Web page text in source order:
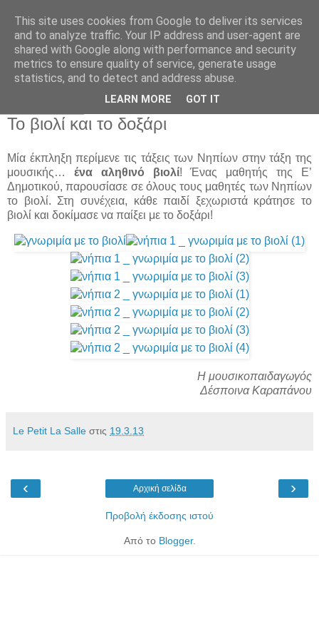
Παιδικός Σταθμός-
Νηπιαγωγείο "ΔΕΛΑΣΑΛ"
Το βιολί και το δοξάρι
Μία έκπληξη περίμενε τις τάξεις των Νηπίων στην τάξη της
μουσικής… ένα αληθινό βιολί! Ένας μαθητής της Ε’
Δημοτικού, παρουσίασε σε όλους τους μαθητές των Νηπίων
το βιολί. Στη συνέχεια, κάθε παιδί ξεχωριστά κράτησε το
βιολί και δοκίμασε να παίξει με το δοξάρι!
Η μουσικοπαιδαγωγός
Δέσποινα Καραπάνου
Le Petit La Salle στις 19.3.13
‹ ›
Αρχική σελίδα
Προβολή έκδοσης ιστού
Από το Blogger.
This site uses cookies from Google to deliver its services
and to analyze traffic. Your IP address and user-agent are
shared with Google along with performance and security
metrics to ensure quality of service, generate usage
statistics, and to detect and address abuse.
LEARN MORE GOT IT